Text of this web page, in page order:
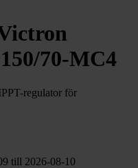
70-MC4
regulator för
till 2026-08-10